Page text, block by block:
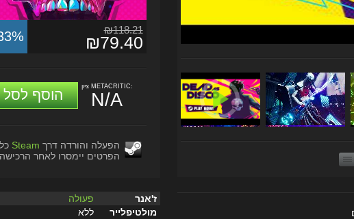
₪118.21
₪79.40
הוסף לסל
ציון METACRITIC:
N/A
הפעלה והורדה דרך Steam כל
הפרטים יימסרו לאחר הרכישה
ז'אנר
פעולה
מולטיפלייר
ללא